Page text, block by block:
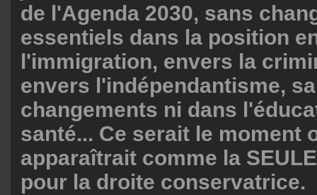
de l'Agenda 2030, sans
essentiels dans la position
l'immigration, envers la
envers l'indépendantisme,
changements ni dans
santé... Ce serait le moment
apparaîtrait comme la
pour la droite conservatrice.